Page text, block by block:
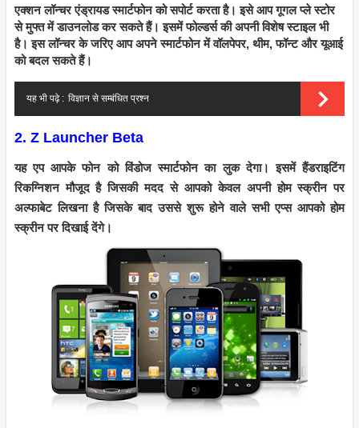
एक्शन लॉन्चर एंड्रायड स्मार्टफोन को सपोर्ट करता है। इसे आप गूगल प्ले स्टोर
से मुफ्त में डाउनलोड कर सकते हैं। इसमें फोल्डर्स की अपनी विशेष स्टाइल भी
है। इस लॉन्चर के जरिए आप अपने स्मार्टफोन में वॉलपेपर, थीम, फॉन्ट और यूआई
को बदल सकते हैं।
यह भी पढ़े : विज्ञान से सम्बंधित प्रश्न
2. Z Launcher Beta
यह एप आपके फोन को विंडोज स्मार्टफोन का लुक देगा। इसमें हैंडराइटिंग
रिकग्निशन मौजूद है जिसकी मदद से आपको केवल अपनी होम स्क्रीन पर
अल्फाबेट लिखना है जिसके बाद उससे शुरू होने वाले सभी एप्स आपको होम
स्क्रीन पर दिखाई देंगे।